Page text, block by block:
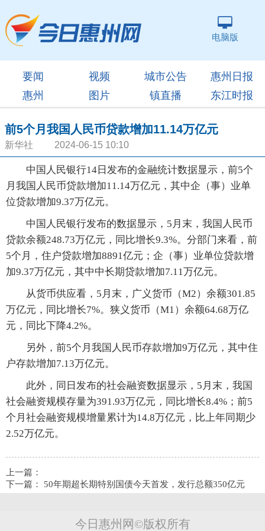
电脑版
要闻 视频 城市公告
惠州日报
惠州
图片 镇直播 东江时报
前5个月我国人民币贷款增加11.14万亿元
新华社 2024-06-15 10:10
中国人民银行14日发布的金融统计数据显示，前5个
月我国人民币贷款增加11.14万亿元，其中企（事）业单
位贷款增加9.37万亿元。
中国人民银行发布的数据显示，5月末，我国人民币
贷款余额248.73万亿元，同比增长9.3%。分部门来看，前
5个月，住户贷款增加8891亿元；企（事）业单位贷款增
加9.37万亿元，其中中长期贷款增加7.11万亿元。
从货币供应看，5月末，广义货币（M2）余额301.85
万亿元，同比增长7%。狭义货币（M1）余额64.68万亿
元，同比下降4.2%。
另外，前5个月我国人民币存款增加9万亿元，其中住
户存款增加7.13万亿元。
此外，同日发布的社会融资数据显示，5月末，我国
社会融资规模存量为391.93万亿元，同比增长8.4%；前5
个月社会融资规模增量累计为14.8万亿元，比上年同期少
2.52万亿元。
上一篇：
下一篇： 50年期超长期特别国债今天首发，发行总额350亿元
今日惠州网©版权所有